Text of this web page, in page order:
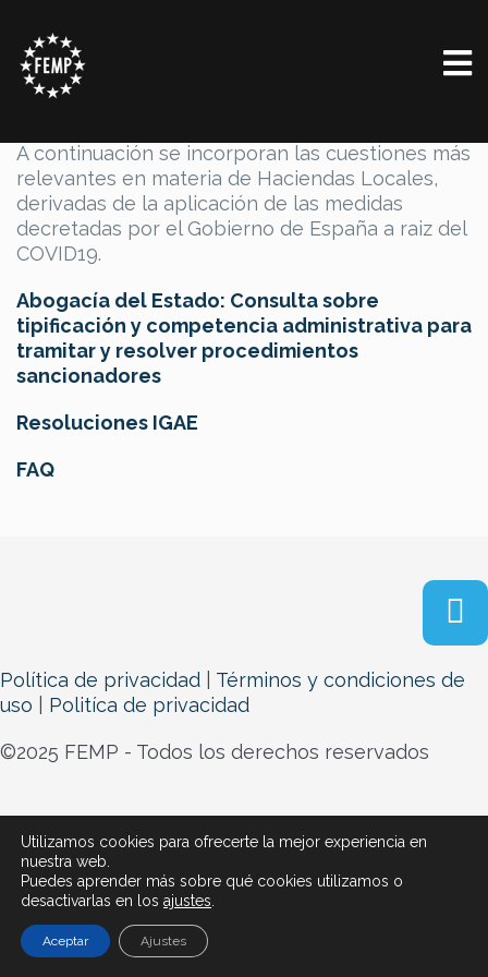
Haciendas Locales
A continuación se incorporan las cuestiones más
relevantes en materia de Haciendas Locales,
derivadas de la aplicación de las medidas
decretadas por el Gobierno de España a raiz del
COVID19.
Abogacía del Estado: Consulta sobre
tipificación y competencia administrativa para
tramitar y resolver procedimientos
sancionadores
Resoluciones IGAE
FAQ
Política de privacidad
Términos y condiciones de
uso
Politíca de privacidad
©2025 FEMP - Todos los derechos reservados
Utilizamos cookies para ofrecerte la mejor experiencia en
nuestra web.
Puedes aprender más sobre qué cookies utilizamos o
desactivarlas en los ajustes
Aceptar Ajustes